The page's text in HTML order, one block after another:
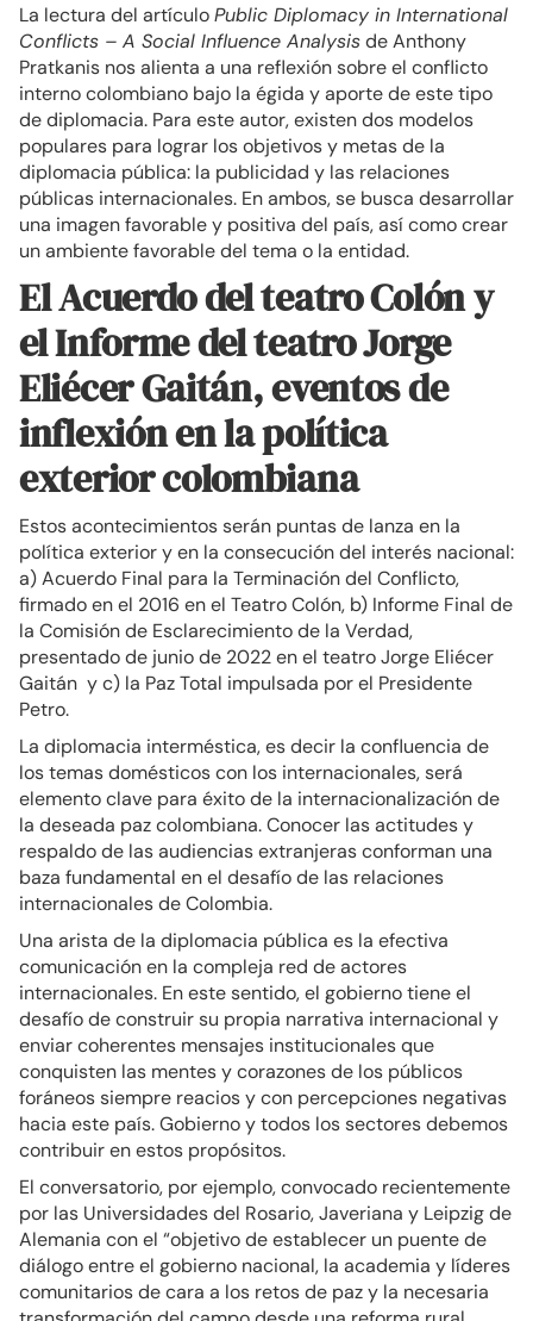
La lectura del artículoPublic Diplomacy in International
Conflicts – A Social Influence Analysisde Anthony
Pratkanis nos alienta a una reflexión sobre el conflicto
interno colombiano bajo la égida y aporte de este tipo
de diplomacia. Para este autor, existen dos modelos
populares para lograr los objetivos y metas de la
diplomacia pública: la publicidad y las relaciones
públicas internacionales. En ambos, se busca desarrollar
una imagen favorable y positiva del país, así como crear
un ambiente favorable del tema o la entidad.
El Acuerdo del teatro Colón y
el Informe del teatro Jorge
Eliécer Gaitán, eventos de
inflexión en la política
exterior colombiana
Estos acontecimientos serán puntas de lanza en la
política exterior y en la consecución del interés nacional:
a) Acuerdo Final para la Terminación del Conflicto,
firmado en el 2016 en el Teatro Colón, b) Informe Final de
la Comisión de Esclarecimiento de la Verdad,
presentado de junio de 2022 en el teatro Jorge Eliécer
Gaitán y c) la Paz Total impulsada por el Presidente
Petro.
La diplomacia interméstica, es decir la confluencia de
los temas domésticos con los internacionales, será
elemento clave para éxito de la internacionalización de
la deseada paz colombiana. Conocer las actitudes y
respaldo de las audiencias extranjeras conforman una
baza fundamental en el desafío de las relaciones
internacionales de Colombia.
Una arista de la diplomacia pública es la efectiva
comunicación en la compleja red de actores
internacionales. En este sentido, el gobierno tiene el
desafío de construir su propia narrativa internacional y
enviar coherentes mensajes institucionales que
conquisten las mentes y corazones de los públicos
foráneos siempre reacios y con percepciones negativas
hacia este país. Gobierno y todos los sectores debemos
contribuir en estos propósitos.
El conversatorio, por ejemplo, convocado recientemente
por las Universidades del Rosario, Javeriana y Leipzig de
Alemania con el “objetivo de establecer un puente de
diálogo entre el gobierno nacional, la academia y líderes
comunitarios de cara a los retos de paz y la necesaria